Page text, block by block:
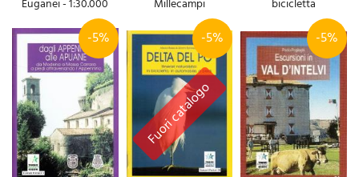
Euganei - 1:30.000 Millecampi bicicletta
-5% -5% -5%